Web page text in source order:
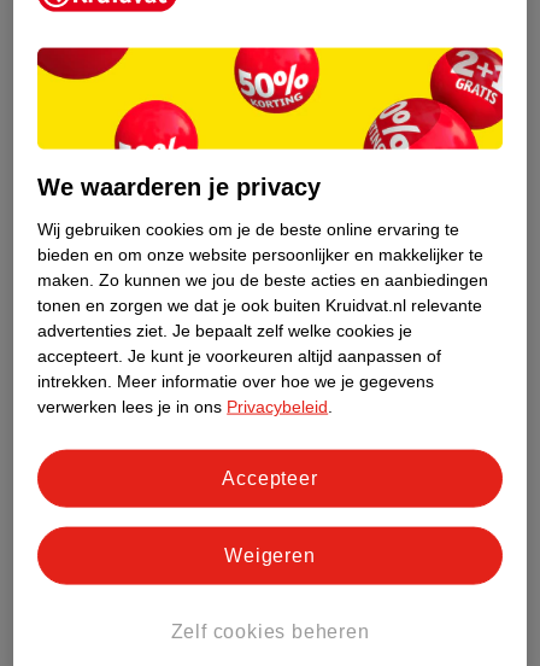
Kruidvat is een erkend specialist in
zelfzorg, ook online. Wat je
gezondheidsvraag ook is, stel hem aan
Stel je gezondheidsvraag
Ook in deze winkel
Kruidvat.nl ophaalpunt
Laat je bestelling snel en gemakkelijk bezorgen in de
Kruidvat is een gecertificeerd drogist. Dit betekent dat je
We waarderen je privacy
Wij gebruiken cookies om je de beste online ervaring te
bieden en om onze website persoonlijker en makkelijker te
maken. Zo kunnen we jou de beste acties en aanbiedingen
tonen en zorgen we dat je ook buiten Kruidvat.nl relevante
advertenties ziet. Je bepaalt zelf welke cookies je
accepteert. Je kunt je voorkeuren altijd aanpassen of
intrekken.
Meer informatie over hoe we je gegevens
verwerken lees je in ons Privacybeleid
Zelf cookies beheren
Weigeren
Accepteer